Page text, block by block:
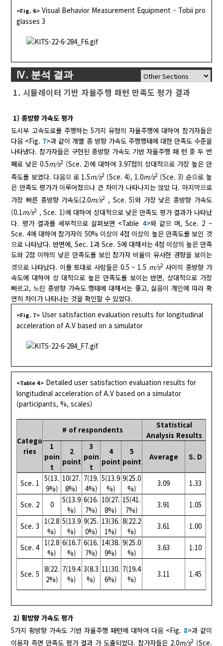
<Fig. 6> Visual Behavior Measurement Equipment – Tobii pro
glasses 3
Ⅳ. 분석 결과
1. 시뮬레이터 기반 자율주행 패턴 만족도 평가 결과
1) 종방향 가속도 평가
도시부 고속도로를 주행하는 5가지 유형의 자율주행에 대하여 참가자들은
다음 <Fig. 7>과 같이 개별 종 방향 가속도 주행행태에 대한 만족도 수준을
나타냈다. 참가자들은 구현된 종방향 가속도 기반 자율주행 패 턴 중 두 번
째로 낮은 0.5m/s2(Sce. 2)에 대하여 3.97점의 상대적으로 가장 높은 만
족도를 보였다. 다음으 로 1.5m/s2(Sce. 4), 1.0m/s2 (Sce. 3) 순으로 높
은 만족도 평가가 이루어졌으나 큰 차이가 나타나지는 않았 다. 마지막으로
가장 빠른 종방향 가속도(2.0m/s2 , Sce. 5)와 가장 낮은 종방향 가속도
(0.1m/s2 , Sce. 1)에 대하여 상대적으로 낮은 만족도 평가 결과가 나타났
다. 평가 결과를 세부적으로 살펴보면 <Table 4>와 같으 며, Sce. 2 ~
Sce. 4에 대하여 참가자의 50% 이상이 4점 이상의 높은 만족도를 보인 것
으로 나타났다. 반면에, Sec. 1과 Sce. 5에 대해서는 4점 이상의 높은 만족
도와 2점 이하의 낮은 만족도를 보인 참가자 비율이 유사한 경향을 보이는
것으로 나타났다. 이를 토대로 사람들은 0.5 ~ 1.5 m/s2사이의 종방향 가
속도에 대하여 상 대적으로 높은 만족도를 보이는 반면, 상대적으로 가장
빠르고, 느린 종방향 가속도 행태에 대해서는 좋고, 싫음이 개인에 따라 확
연히 차이가 나타나는 것을 확인할 수 있었다.
<Fig. 7> User satisfaction evaluation results for longitudinal
acceleration of A.V based on a simulator
<Table 4> Detailed user satisfaction evaluation results for
longitudinal acceleration of A.V based on a simulator
(participants, %, scales)
Catego
ries
# of respondents
Statistical
Analysis Results
1
poin
t
2
point
3
poin
t
4
point
5
point
Average S. D
Sce. 1
5(13.
9%)
10(27.
8%)
7(19.
4%)
5(13.9
%)
9(25.0
%)
3.09 1.33
Sce. 2 0
5(13.9
%)
6(16.
7%)
10(27.
8%)
15(41.
7%)
3.91 1.05
Sce. 3
1(2.8
%)
5(13.9
%)
9(25.
0%)
13(36.
1%)
8(22.2
%)
3.61 1.00
Sce. 4
1(2.8
%)
6(16.7
%)
6(16.
7%)
14(38.
9%)
9(25.0
%)
3.63 1.10
Sce. 5
8(22.
2%)
7(19.4
%)
3(8.3
%)
11(30.
6%)
7(19.4
%)
3.11 1.45
2) 횡방향 가속도 평가
5가지 횡방향 가속도 기반 자율주행 패턴에 대하여 다음 <Fig. 8>과 같이
이용자 측면 만족도 평가 결과 가 도출되었다. 참가자들은 2.0m/s2(Sce.